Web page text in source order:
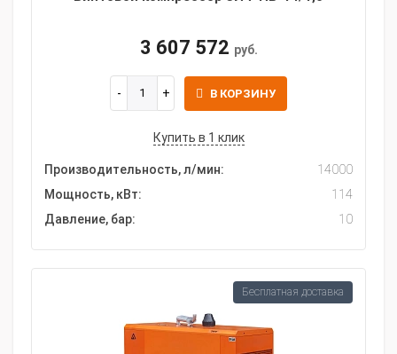
3 607 572 руб.
В КОРЗИНУ
Купить в 1 клик
Производительность, л/мин:
14000
Мощность, кВт:
114
Давление, бар:
10
Бесплатная доставка